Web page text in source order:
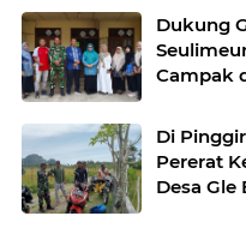
Dukung
Campak
Di
Pererat
Desa Gle